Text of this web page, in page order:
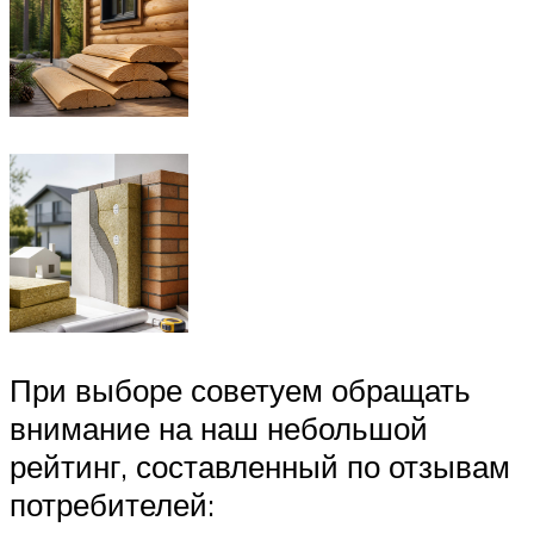
При выборе советуем обращать
внимание на наш небольшой
рейтинг, составленный по отзывам
потребителей: